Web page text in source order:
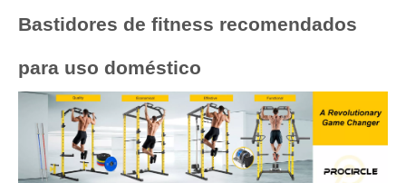
Bastidores de fitness recomendados
para uso doméstico